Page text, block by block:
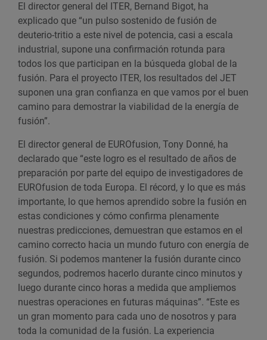
El director general del ITER, Bernand Bigot, ha
explicado que “un pulso sostenido de fusión de
deuterio-tritio a este nivel de potencia, casi a escala
industrial, supone una confirmación rotunda para
todos los que participan en la búsqueda global de la
fusión. Para el proyecto ITER, los resultados del JET
suponen una gran confianza en que vamos por el buen
camino para demostrar la viabilidad de la energía de
fusión”.
El director general de EUROfusion, Tony Donné, ha
declarado que “este logro es el resultado de años de
preparación por parte del equipo de investigadores de
EUROfusion de toda Europa. El récord, y lo que es más
importante, lo que hemos aprendido sobre la fusión en
estas condiciones y cómo confirma plenamente
nuestras predicciones, demuestran que estamos en el
camino correcto hacia un mundo futuro con energía de
fusión. Si podemos mantener la fusión durante cinco
segundos, podremos hacerlo durante cinco minutos y
luego durante cinco horas a medida que ampliemos
nuestras operaciones en futuras máquinas”. “Este es
un gran momento para cada uno de nosotros y para
toda la comunidad de la fusión. La experiencia